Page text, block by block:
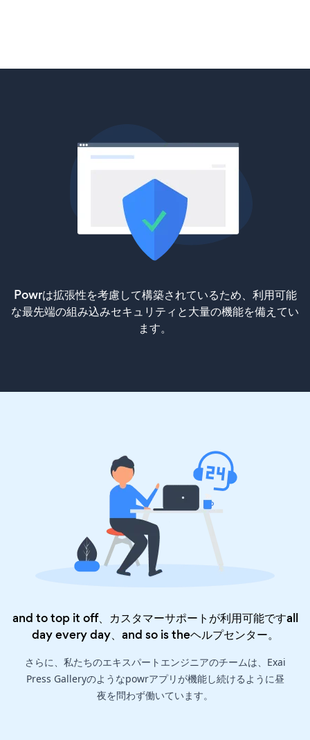
Powrは拡張性を考慮して構築されているため、利用可能
な最先端の組み込みセキュリティと大量の機能を備えてい
ます。
and to top it off、カスタマーサポートが利用可能ですall
day every day、and so is theヘルプセンター。
さらに、私たちのエキスパートエンジニアのチームは、Exai
Press Galleryのようなpowrアプリが機能し続けるように昼
夜を問わず働いています。